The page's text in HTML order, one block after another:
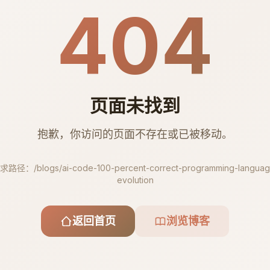
404
页面未找到
抱歉，你访问的页面不存在或已被移动。
路径： /blogs/ai-code-100-percent-correct-programming-
evolution
返回首页 浏览博客